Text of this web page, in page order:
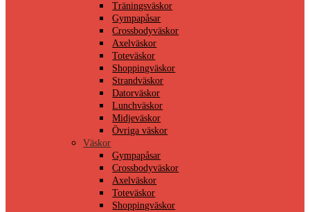
Träningsväskor
Gympapåsar
Crossbodyväskor
Axelväskor
Toteväskor
Shoppingväskor
Strandväskor
Datorväskor
Lunchväskor
Midjeväskor
Övriga väskor
Väskor
Gympapåsar
Crossbodyväskor
Axelväskor
Toteväskor
Shoppingväskor